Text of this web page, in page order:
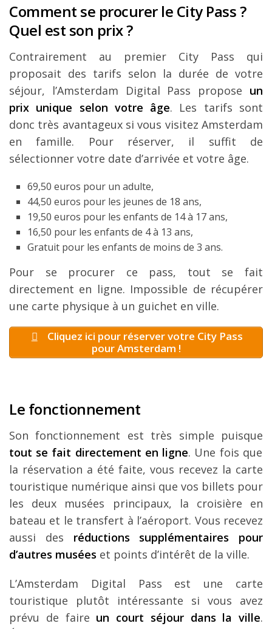
Comment se procurer le City Pass ?
Quel est son prix ?
Contrairement au premier City Pass qui
proposait des tarifs selon la durée de votre
séjour, l’Amsterdam Digital Pass propose un
prix unique selon votre âge. Les tarifs sont
donc très avantageux si vous visitez Amsterdam
en famille. Pour réserver, il suffit de
sélectionner votre date d’arrivée et votre âge.
69,50 euros pour un adulte,
44,50 euros pour les jeunes de 18 ans,
19,50 euros pour les enfants de 14 à 17 ans,
16,50 pour les enfants de 4 à 13 ans,
Gratuit pour les enfants de moins de 3 ans.
Pour se procurer ce pass, tout se fait
directement en ligne. Impossible de récupérer
une carte physique à un guichet en ville.
Cliquez ici pour réserver votre City Pass
pour Amsterdam !
Le fonctionnement
Son fonctionnement est très simple puisque
tout se fait directement en ligne. Une fois que
la réservation a été faite, vous recevez la carte
touristique numérique ainsi que vos billets pour
les deux musées principaux, la croisière en
bateau et le transfert à l’aéroport. Vous recevez
aussi des réductions supplémentaires pour
d’autres musées et points d’intérêt de la ville.
L’Amsterdam Digital Pass est une carte
touristique plutôt intéressante si vous avez
prévu de faire un court séjour dans la ville.